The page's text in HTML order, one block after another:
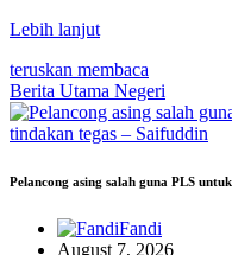
Lebih lanjut
teruskan membaca
Berita Utama Negeri
Pelancong asing salah guna PLS
Fandi
August 7, 2026